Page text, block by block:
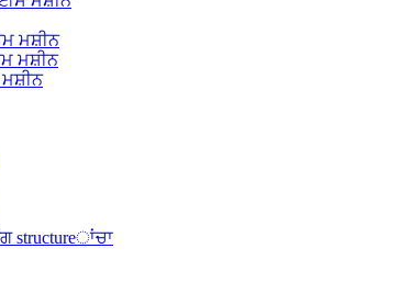
ਮਸ਼ੀਨ
ਮਸ਼ੀਨ
structureਾਂਚਾ